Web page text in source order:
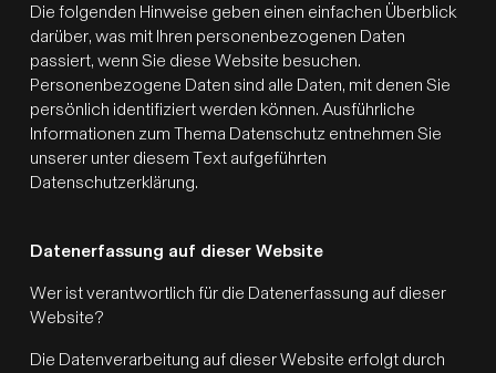
Galerie
Anfrage
Die folgenden Hinweise geben einen einfachen Überblick
darüber, was mit Ihren personenbezogenen Daten
passiert, wenn Sie diese Website besuchen.
Personenbezogene Daten sind alle Daten, mit denen Sie
persönlich identifiziert werden können. Ausführliche
Informationen zum Thema Datenschutz entnehmen Sie
unserer unter diesem Text aufgeführten
Datenschutzerklärung.
Datenerfassung auf dieser Website
Wer ist verantwortlich für die Datenerfassung auf dieser
Website?
Die Datenverarbeitung auf dieser Website erfolgt durch